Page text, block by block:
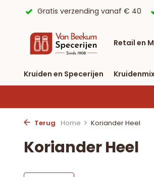
9,6/10 Webwinkelkeur ✔
Retail en
Kruiden en Specerijen
Terug Home Koriander Heel
Koriander Heel